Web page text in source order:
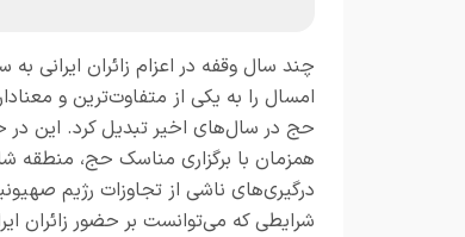
چند سال وقفه در اعزام زائران ایرانی
امسال را به یکی از متفاوت‌ترین و
حج در سال‌های اخیر تبدیل کرد. این در
همزمان با برگزاری مناسک حج، منطقه
درگیری‌های ناشی از تجاوزات رژیم
شرایطی که می‌توانست بر حضور زائران